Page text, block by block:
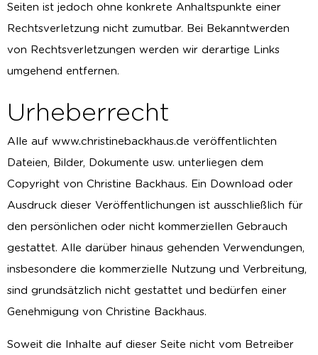
Seiten ist jedoch ohne konkrete Anhaltspunkte einer
Rechtsverletzung nicht zumutbar. Bei Bekanntwerden
von Rechtsverletzungen werden wir derartige Links
umgehend entfernen.
Urheberrecht
Alle auf www.christinebackhaus.de veröffentlichten
Dateien, Bilder, Dokumente usw. unterliegen dem
Copyright von Christine Backhaus. Ein Download oder
Ausdruck dieser Veröffentlichungen ist ausschließlich für
den persönlichen oder nicht kommerziellen Gebrauch
gestattet. Alle darüber hinaus gehenden Verwendungen,
insbesondere die kommerzielle Nutzung und Verbreitung,
sind grundsätzlich nicht gestattet und bedürfen einer
Genehmigung von Christine Backhaus.
Soweit die Inhalte auf dieser Seite nicht vom Betreiber